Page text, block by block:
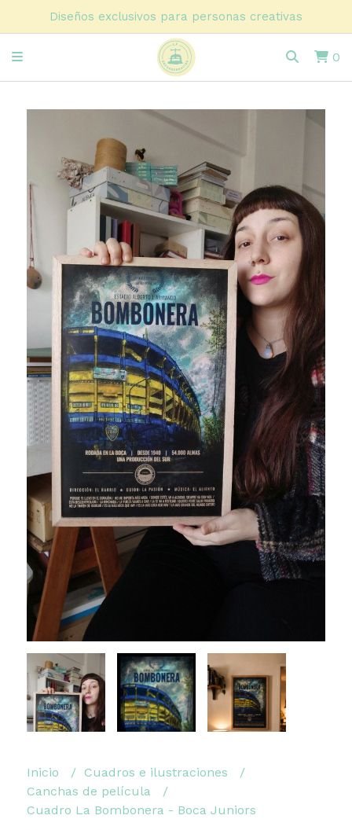
Diseños exclusivos para personas creativas
0
Inicio
Cuadros e ilustraciones
Canchas de película
Cuadro La Bombonera - Boca Juniors